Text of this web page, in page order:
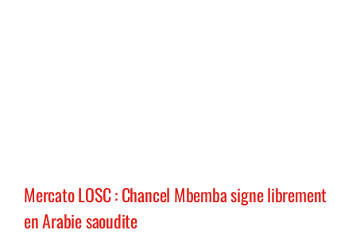
Mercato LOSC : Chancel Mbemba signe librement
en Arabie saoudite